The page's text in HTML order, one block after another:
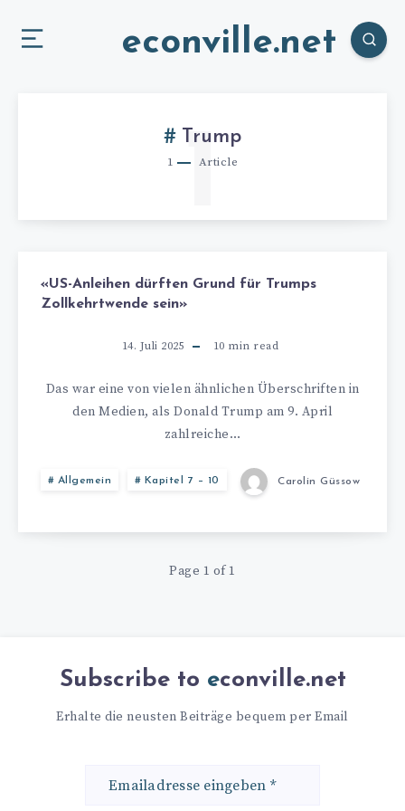
econville.net
Trump
1 Article
1
«US-Anleihen dürften Grund für Trumps
Zollkehrtwende sein»
14. Juli 2025 10 min read
Das war eine von vielen ähnlichen Überschriften in
den Medien, als Donald Trump am 9. April
zahlreiche…
Allgemein Kapitel 7 – 10 Carolin Güssow
Page 1 of 1
Subscribe to econville.net
Erhalte die neusten Beiträge bequem per Email
eingeben